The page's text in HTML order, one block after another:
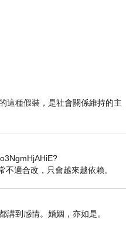
這種假裝，是社會關係維持的主
適合改，只會越來越依賴。
講到感情。婚姻，亦如是。